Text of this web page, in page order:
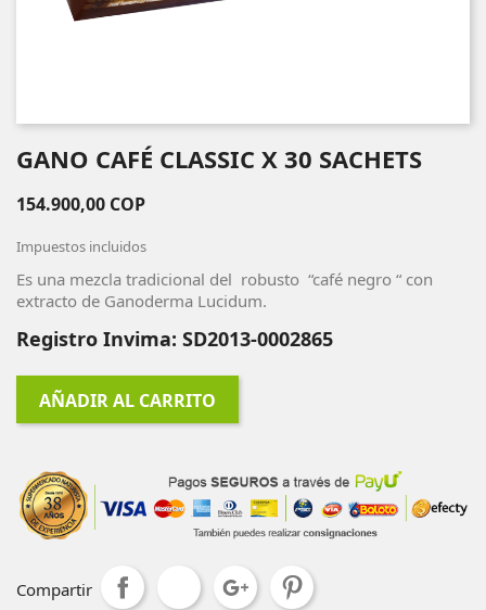
GANO CAFÉ CLASSIC X 30 SACHETS
154.900,00 COP
Impuestos incluidos
Es una mezcla tradicional del robusto “café negro “ con
extracto de Ganoderma Lucidum.
Registro Invima: SD2013-0002865
AÑADIR AL CARRITO
Compartir